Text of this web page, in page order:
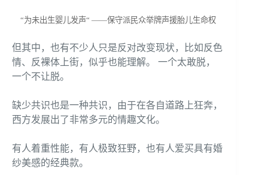
“为未出生婴儿发声“ ——保守派民众举牌声援胎儿生命权
但其中，也有不少人只是反对改变现状，比如反色
情、反裸体上街，似乎也能理解。 一个太敢脱，
一个不让脱。
缺少共识也是一种共识，由于在各自道路上狂奔，
西方发展出了非常多元的情趣文化。
有人着重性能，有人极致狂野，也有人爱买具有婚
纱美感的经典款。